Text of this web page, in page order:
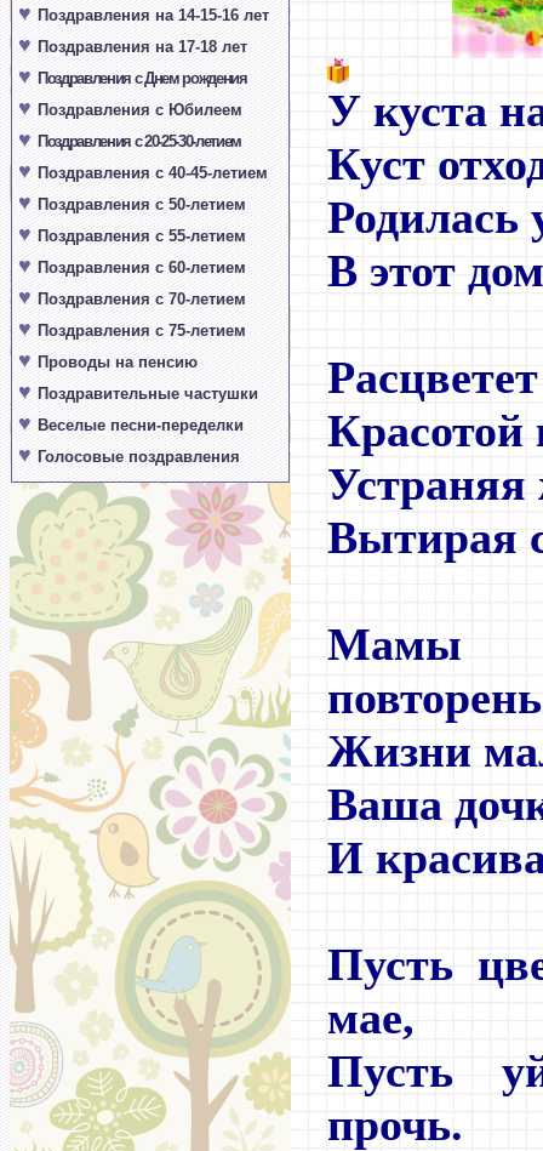
♥ Поздравления на 14-15-16 лет
♥ Поздравления на 17-18 лет
♥ Поздравления с Днем рождения
♥ Поздравления с Юбилеем
♥ Поздравления с 20-25-30-летием
♥ Поздравления с 40-45-летием
♥ Поздравления с 50-летием
♥ Поздравления с 55-летием
♥ Поздравления с 60-летием
♥ Поздравления с 70-летием
♥ Поздравления с 75-летием
♥ Проводы на пенсию
♥ Поздравительные частушки
♥ Веселые песни-переделки
♥ Голосовые поздравления
У куста
Куст
Родилась
В этот
Красотой
Устраняя
Вытирая
Жизни
Ваша
И
Пусть
мае,
Пусть
прочь.